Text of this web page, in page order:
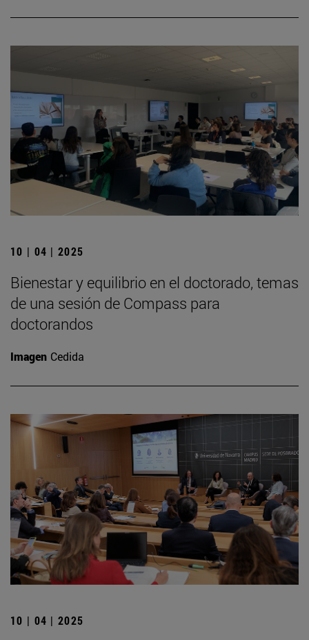
10 | 04 | 2025
Bienestar y equilibrio en el doctorado, temas
de una sesión de Compass para
doctorandos
Imagen Cedida
10 | 04 | 2025